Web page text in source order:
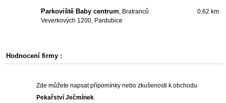
Parkoviště Baby centrum, Bratranců
Veverkových 1200, Pardubice
0.62 km
Hodnocení firmy :
Zde můžete napsat přípomínky nebo zkušenosti k obchodu
Pekařství Ječmínek